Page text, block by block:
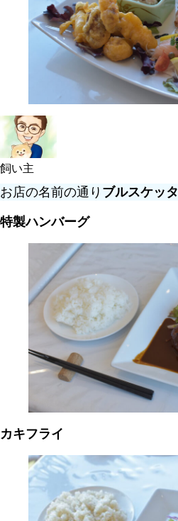
飼い主
お店の名前の通り ブルスケッタ
特製ハンバーグ
カキフライ